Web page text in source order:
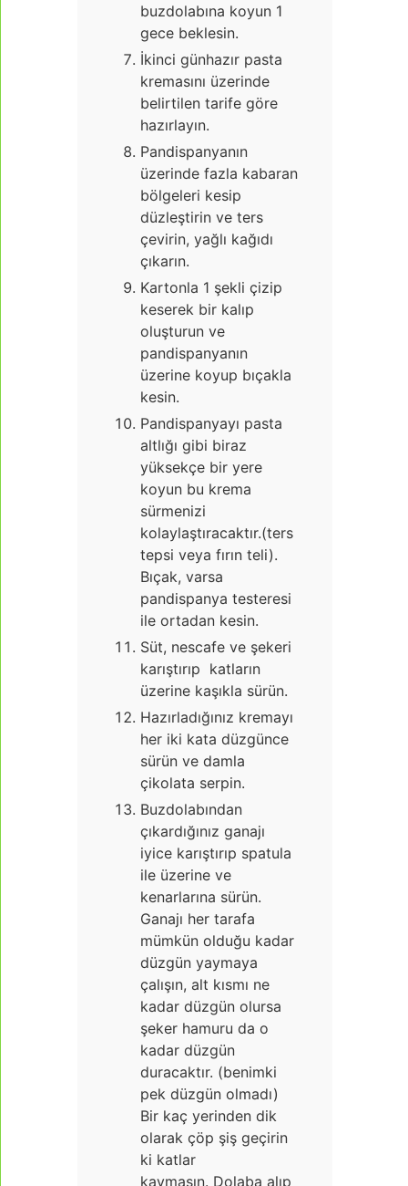
buzdolabına koyun 1
gece beklesin.
İkinci günhazır pasta
kremasını üzerinde
belirtilen tarife göre
hazırlayın.
Pandispanyanın
üzerinde fazla kabaran
bölgeleri kesip
düzleştirin ve ters
çevirin, yağlı kağıdı
çıkarın.
Kartonla 1 şekli çizip
keserek bir kalıp
oluşturun ve
pandispanyanın
üzerine koyup bıçakla
kesin.
Pandispanyayı pasta
altlığı gibi biraz
yüksekçe bir yere
koyun bu krema
sürmenizi
kolaylaştıracaktır.(ters
tepsi veya fırın teli).
Bıçak, varsa
pandispanya testeresi
ile ortadan kesin.
Süt, nescafe ve şekeri
karıştırıp katların
üzerine kaşıkla sürün.
Hazırladığınız kremayı
her iki kata düzgünce
sürün ve damla
çikolata serpin.
Buzdolabından
çıkardığınız ganajı
iyice karıştırıp spatula
ile üzerine ve
kenarlarına sürün.
Ganajı her tarafa
mümkün olduğu kadar
düzgün yaymaya
çalışın, alt kısmı ne
kadar düzgün olursa
şeker hamuru da o
kadar düzgün
duracaktır. (benimki
pek düzgün olmadı)
Bir kaç yerinden dik
olarak çöp şiş geçirin
ki katlar
kaymasın. Dolaba alıp